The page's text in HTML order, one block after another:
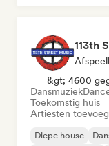
113th
&gt; 4600
Dansmuziek
Toekomstig huis
Artiesten
Diepe house